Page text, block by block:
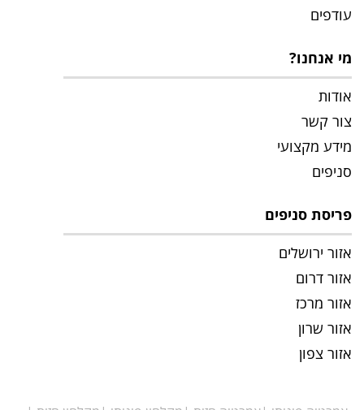
עודפים
מי אנחנו?
אודות
צור קשר
מידע מקצועי
סניפים
פריסת סניפים
אזור ירושלים
אזור דרום
אזור מרכז
אזור שרון
אזור צפון